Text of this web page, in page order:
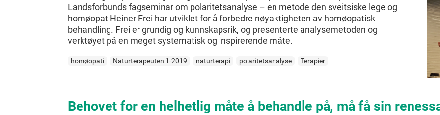
Landsforbunds fagseminar om polaritetsanalyse – en metode den sveitsiske lege og
homøopat Heiner Frei har utviklet for å forbedre nøyaktigheten av homøopatisk
behandling. Frei er grundig og kunnskapsrik, og presenterte analysemetoden og
verktøyet på en meget systematisk og inspirerende måte.
homøopati Naturterapeuten 1-2019 naturterapi polaritetsanalyse Terapier
Behovet for en helhetlig måte å behandle på, må få sin